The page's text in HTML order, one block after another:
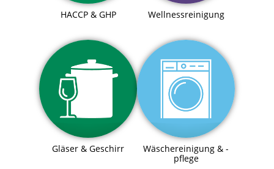
HACCP & GHP Wellnessreinigung
Gläser & Geschirr
Wäschereinigung & -
pflege